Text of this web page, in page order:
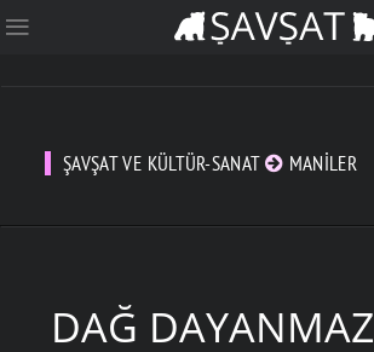
ŞAVŞAT VE KÜLTÜR-SANAT MANILER
DAĞ DAYANMAZ